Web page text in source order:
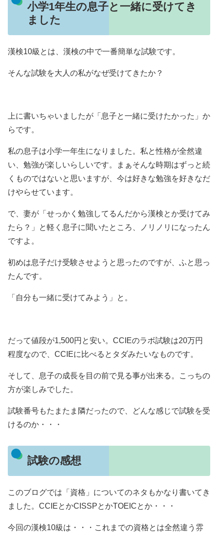
小学1年生の息子と一緒に受けてき
ました
漢検10級とは、漢検の中で一番簡単な試験です。
そんな試験を大人の私がなぜ受けてきたか？
上に書いちゃいましたが「息子と一緒に受けたかった」か
らです。
私の息子は小学一年生になりました。私と性格が全然違
い、勉強が楽しいらしいです。まぁそんな時期はずっと続
くものではないと思いますが、今は好きな勉強を好きなだ
けやらせています。
で、妻が「せっかく勉強してるんだから漢検とか受けてみ
たら？」と軽く息子に聞いたところ、ノリノリになったん
ですよ。
初めは息子だけ受験させようと思ったのですが、ふと思っ
たんです。
「自分も一緒に受けてみよう」と。
だって値段が1,500円と安い。CCIEのラボ試験は20万円
程度なので、CCIEに比べるとタダみたいなものです。
そして、息子の成長を目の前で見る事が出来る。こっちの
方が楽しみでした。
試験番号もたまたま隣だったので、どんな感じで試験を受
けるのか・・・
試験の感想
このブログでは「資格」についてのネタもかなり書いてき
ました。CCIEとかCISSPとかTOEICとか・・・
今回の漢検10級は・・・これまでの資格とは全然違う雰